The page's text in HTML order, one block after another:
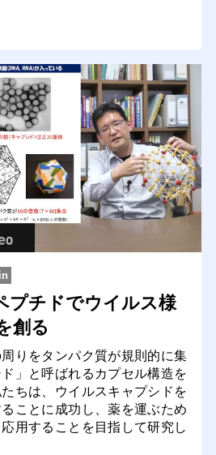
プチドでウイルス様
創る
りをタンパク質が規則的に集
」と呼ばれるカプセル構造を
ちは、ウイルスキャプシドを
ることに成功し、薬を運ぶため
用することを目指して研究し